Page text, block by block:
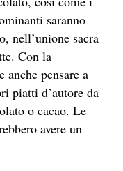
saranno
nell’unione sacra
Con la
pensare a
piatti d’autore da
o cacao. Le
avere un